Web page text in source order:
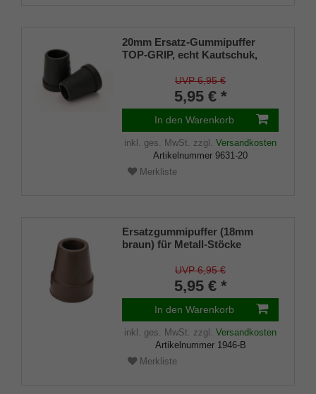
20mm Ersatz-Gummipuffer
TOP-GRIP, echt Kautschuk,
UVP 6,95 €
5,95 € *
In den Warenkorb
inkl. ges. MwSt. zzgl. Versandkosten
Artikelnummer 9631-20
Merkliste
Ersatzgummipuffer (18mm
braun) für Metall-Stöcke
ca. 18mm) mit Metalleinlage
(VE 1 Stück)
UVP 6,95 €
5,95 € *
In den Warenkorb
inkl. ges. MwSt. zzgl. Versandkosten
Artikelnummer 1946-B
Merkliste